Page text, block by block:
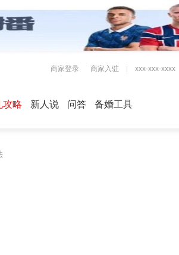
商家登录 商家入驻 xxx-xxx-xxxx
攻略 新人说 问答 备婚工具